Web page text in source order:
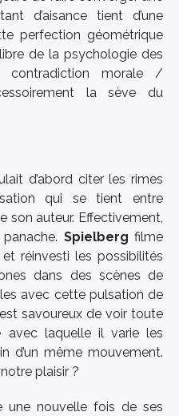
d’aisance tient d’une
perfection géométrique
de la psychologie des
contradiction morale /
la sève du
d’abord citer les rimes
qui se tient entre
son auteur. Effectivement,
Spielberg filme
réinvesti les possibilités
dans des scènes de
avec cette pulsation de
savoureux de voir toute
avec laquelle il varie les
d’un même mouvement.
plaisir ?
une nouvelle fois de ses